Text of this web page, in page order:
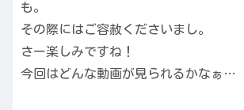
も。
その際にはご容赦くださいまし。
さー楽しみですね！
今回はどんな動画が見られるかなぁ…